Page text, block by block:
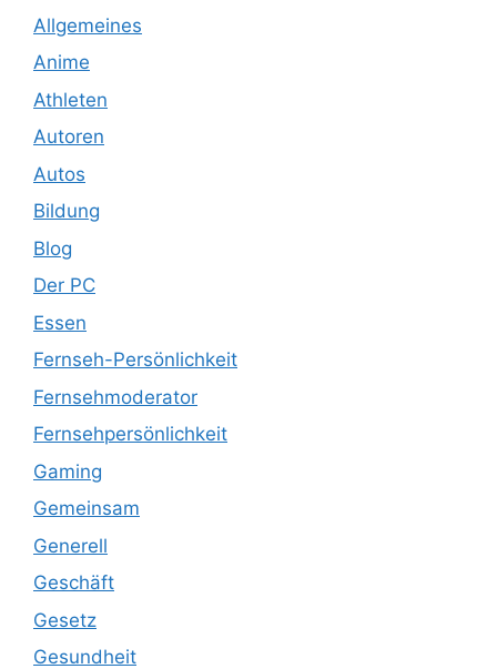
Allgemeines
Anime
Athleten
Autoren
Autos
Bildung
Blog
Der PC
Essen
Fernseh-Persönlichkeit
Fernsehmoderator
Fernsehpersönlichkeit
Gaming
Gemeinsam
Generell
Geschäft
Gesetz
Gesundheit